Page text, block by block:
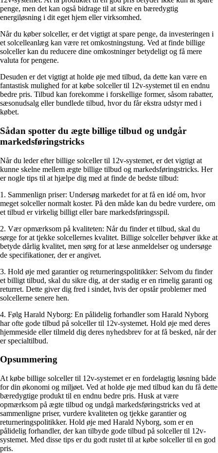
penge, men det kan også bidrage til at sikre en bæredygtig
energiløsning i dit eget hjem eller virksomhed.
Når du køber solceller, er det vigtigt at spare penge, da investeringen i
et solcelleanlæg kan være ret omkostningstung. Ved at finde billige
solceller kan du reducere dine omkostninger betydeligt og få mere
valuta for pengene.
Desuden er det vigtigt at holde øje med tilbud, da dette kan være en
fantastisk mulighed for at købe solceller til 12v-systemet til en endnu
bedre pris. Tilbud kan forekomme i forskellige former, såsom rabatter,
sæsonudsalg eller bundlede tilbud, hvor du får ekstra udstyr med i
købet.
Sådan spotter du ægte billige tilbud og undgår
markedsføringstricks
Når du leder efter billige solceller til 12v-systemet, er det vigtigt at
kunne skelne mellem ægte billige tilbud og markedsføringstricks. Her
er nogle tips til at hjælpe dig med at finde de bedste tilbud:
1. Sammenlign priser: Undersøg markedet for at få en idé om, hvor
meget solceller normalt koster. På den måde kan du bedre vurdere, om
et tilbud er virkelig billigt eller bare markedsføringsspil.
2. Vær opmærksom på kvaliteten: Når du finder et tilbud, skal du
sørge for at tjekke solcellernes kvalitet. Billige solceller behøver ikke at
betyde dårlig kvalitet, men sørg for at læse anmeldelser og undersøge
de specifikationer, der er angivet.
3. Hold øje med garantier og returneringspolitikker: Selvom du finder
et billigt tilbud, skal du sikre dig, at der stadig er en rimelig garanti og
returret. Dette giver dig fred i sindet, hvis der opstår problemer med
solcellerne senere hen.
4. Følg Harald Nyborg: En pålidelig forhandler som Harald Nyborg
har ofte gode tilbud på solceller til 12v-systemet. Hold øje med deres
hjemmeside eller tilmeld dig deres nyhedsbrev for at få besked, når der
er specialtilbud.
Opsummering
At købe billige solceller til 12v-systemet er en fordelagtig løsning både
for din økonomi og miljøet. Ved at holde øje med tilbud kan du få dette
bæredygtige produkt til en endnu bedre pris. Husk at være
opmærksom på ægte tilbud og undgå markedsføringstricks ved at
sammenligne priser, vurdere kvaliteten og tjekke garantier og
returneringspolitikker. Hold øje med Harald Nyborg, som er en
pålidelig forhandler, der kan tilbyde gode tilbud på solceller til 12v-
systemet. Med disse tips er du godt rustet til at købe solceller til en god
pris.